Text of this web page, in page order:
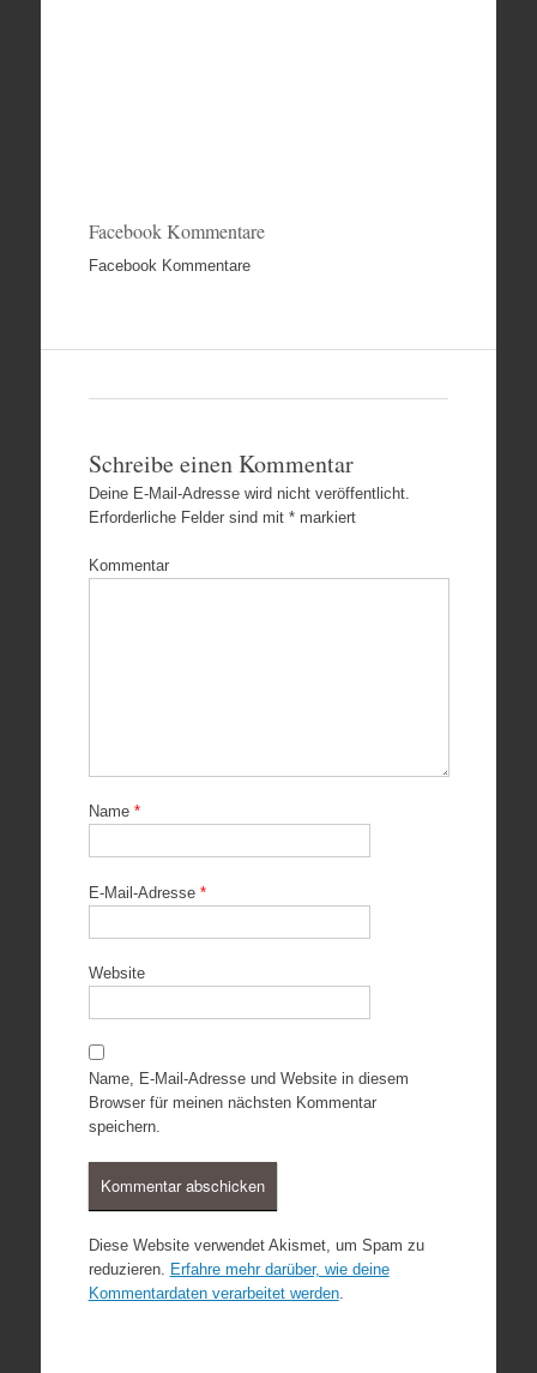
Facebook Kommentare
Facebook Kommentare
Schreibe einen Kommentar
Deine E-Mail-Adresse wird nicht veröffentlicht.
Erforderliche Felder sind mit *markiert
Kommentar
Name *
E-Mail-Adresse *
Website
Name, E-Mail-Adresse und Website in diesem
Browser für meinen nächsten Kommentar
speichern.
Diese Website verwendet Akismet, um Spam zu
reduzieren. Erfahre mehr darüber, wie deine
Kommentardaten verarbeitet werden.